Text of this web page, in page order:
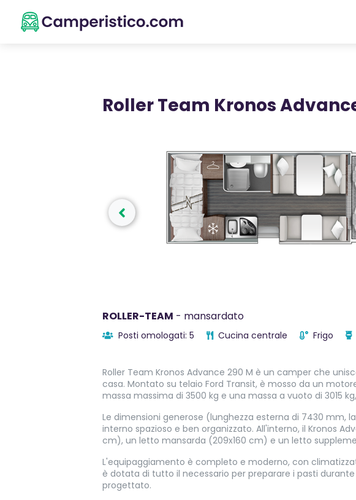
Roller Team Kronos
ROLLER-TEAM - mansardato
Posti omologati: 5 Cucina centrale Frigo
Roller Team Kronos Advance 290 M è un camper che
casa. Montato su telaio Ford Transit, è mosso da un
massa massima di 3500 kg e una massa a vuoto di 3015
Le dimensioni generose (lunghezza esterna di 7430 mm,
interno spazioso e ben organizzato. All'interno, il Kronos
cm), un letto mansarda (209x160 cm) e un letto
L'equipaggiamento è completo e moderno, con
è dotata di tutto il necessario per preparare i pasti
progettato.